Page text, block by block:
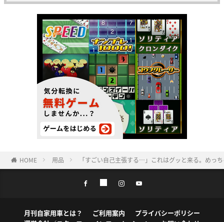
HOME 用品 「すごい自己主張する…」これはグッと来る。めっ
月刊自家用車とは？ ご利用案内
プライバシーポリシー